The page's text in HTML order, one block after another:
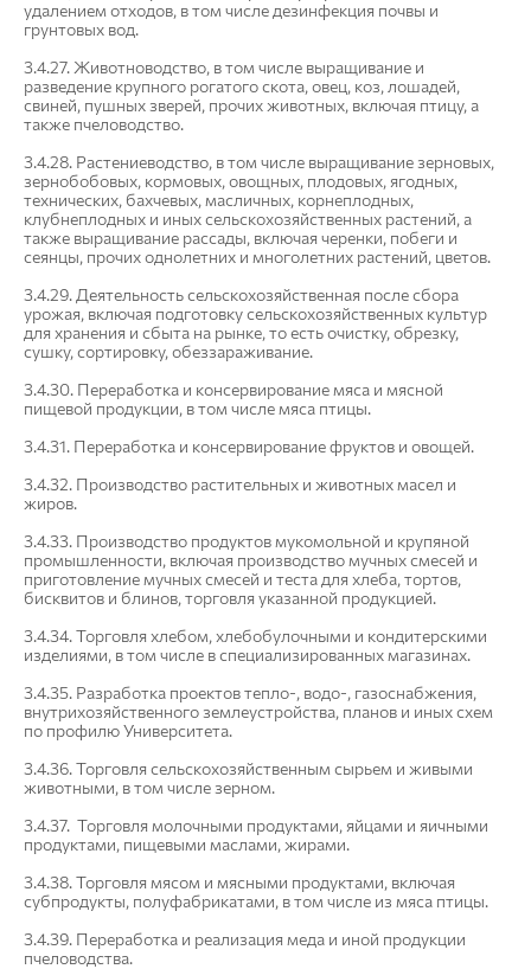
удалением отходов, в том числе дезинфекция почвы и
грунтовых вод.
3.4.27. Животноводство, в том числе выращивание и
разведение крупного рогатого скота, овец, коз, лошадей,
свиней, пушных зверей, прочих животных, включая птицу, а
также пчеловодство.
3.4.28. Растениеводство, в том числе выращивание зерновых,
зернобобовых, кормовых, овощных, плодовых, ягодных,
технических, бахчевых, масличных, корнеплодных,
клубнеплодных и иных сельскохозяйственных растений, а
также выращивание рассады, включая черенки, побеги и
сеянцы, прочих однолетних и многолетних растений, цветов.
3.4.29. Деятельность сельскохозяйственная после сбора
урожая, включая подготовку сельскохозяйственных культур
для хранения и сбыта на рынке, то есть очистку, обрезку,
сушку, сортировку, обеззараживание.
3.4.30. Переработка и консервирование мяса и мясной
пищевой продукции, в том числе мяса птицы.
3.4.31. Переработка и консервирование фруктов и овощей.
3.4.32. Производство растительных и животных масел и
жиров.
3.4.33. Производство продуктов мукомольной и крупяной
промышленности, включая производство мучных смесей и
приготовление мучных смесей и теста для хлеба, тортов,
бисквитов и блинов, торговля указанной продукцией.
3.4.34. Торговля хлебом, хлебобулочными и кондитерскими
изделиями, в том числе в специализированных магазинах.
3.4.35. Разработка проектов тепло-, водо-, газоснабжения,
внутрихозяйственного землеустройства, планов и иных схем
по профилю Университета.
3.4.36. Торговля сельскохозяйственным сырьем и живыми
животными, в том числе зерном.
3.4.37. Торговля молочными продуктами, яйцами и яичными
продуктами, пищевыми маслами, жирами.
3.4.38. Торговля мясом и мясными продуктами, включая
субпродукты, полуфабрикатами, в том числе из мяса птицы.
3.4.39. Переработка и реализация меда и иной продукции
пчеловодства.